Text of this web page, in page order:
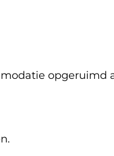
opgeruimd